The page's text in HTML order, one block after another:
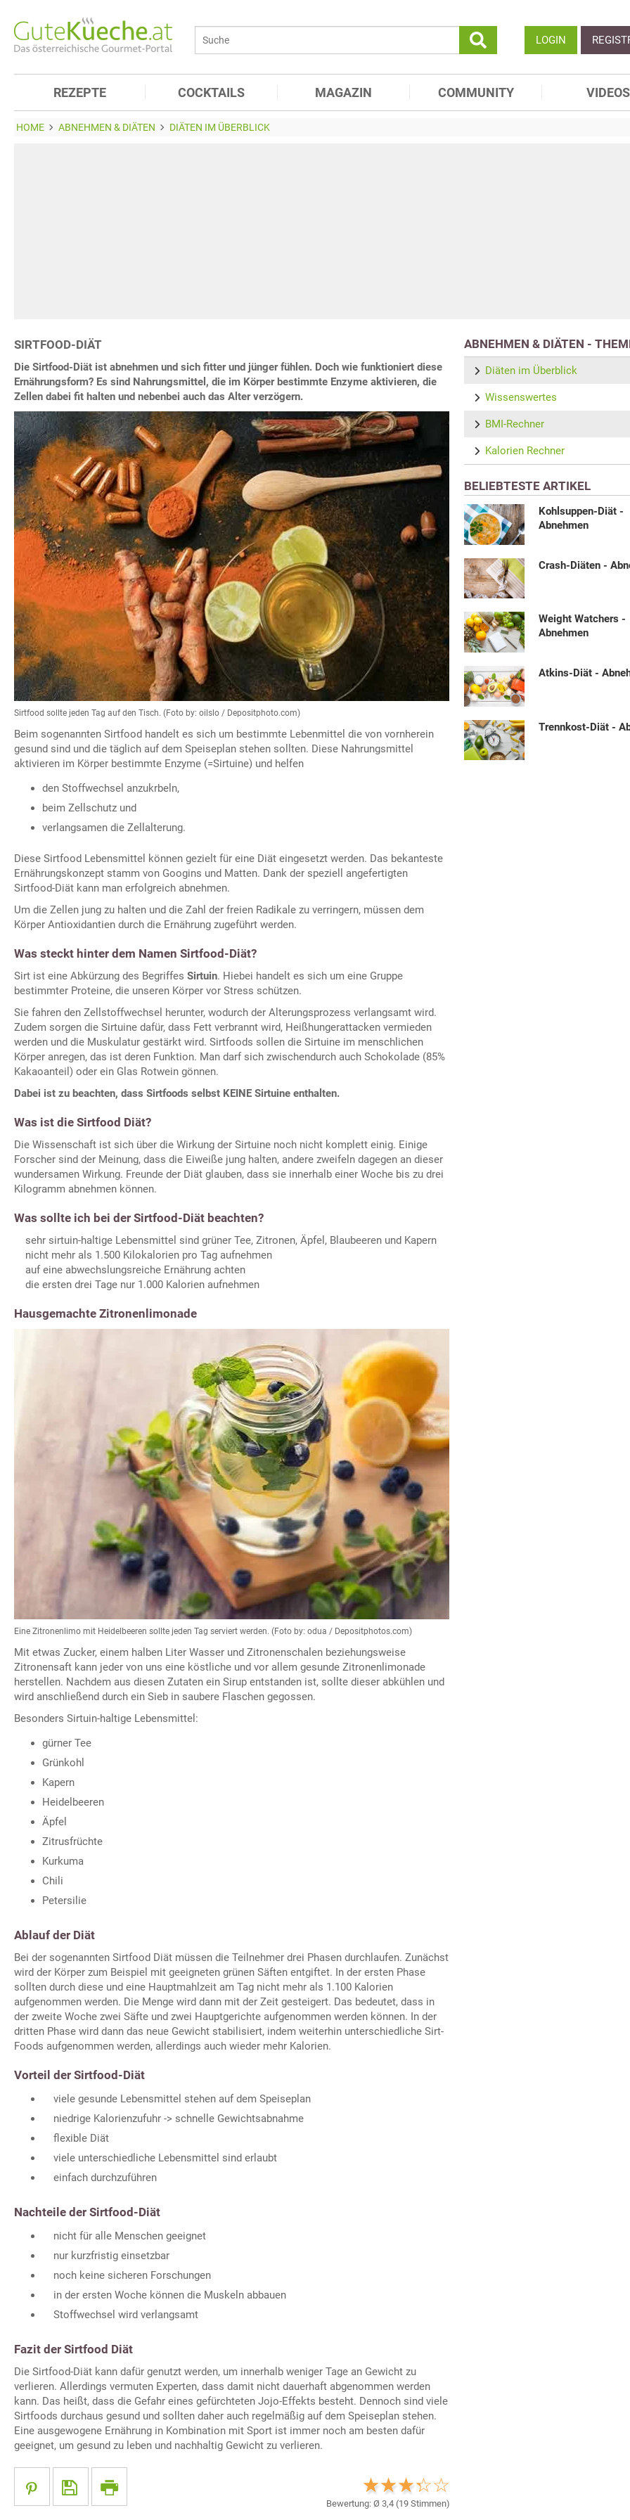
LOGIN
REZEPTE COCKTAILS MAGAZIN COMMUNITY VIDEOS
HOME ABNEHMEN & DIÄTEN DIÄTEN IM ÜBERBLICK
SIRTFOOD-DIÄT
Die Sirtfood-Diät ist abnehmen und sich fitter und jünger fühlen. Doch wie funktioniert diese
Ernährungsform? Es sind Nahrungsmittel, die im Körper bestimmte Enzyme aktivieren, die
Zellen dabei fit halten und nebenbei auch das Alter verzögern.
Sirtfood sollte jeden Tag auf den Tisch. (Foto by: oilslo / Depositphoto.com)
Beim sogenannten Sirtfood handelt es sich um bestimmte Lebenmittel die von vornherein
gesund sind und die täglich auf dem Speiseplan stehen sollten. Diese Nahrungsmittel
aktivieren im Körper bestimmte Enzyme (=Sirtuine) und helfen
den Stoffwechsel anzukrbeln,
beim Zellschutz und
verlangsamen die Zellalterung.
Diese Sirtfood Lebensmittel können gezielt für eine Diät eingesetzt werden. Das bekanteste
Ernährungskonzept stamm von Googins und Matten. Dank der speziell angefertigten
Sirtfood-Diät kann man erfolgreich abnehmen.
Um die Zellen jung zu halten und die Zahl der freien Radikale zu verringern, müssen dem
Körper Antioxidantien durch die Ernährung zugeführt werden.
Was steckt hinter dem Namen Sirtfood-Diät?
Sirt ist eine Abkürzung des Begriffes Sirtuin. Hiebei handelt es sich um eine Gruppe
bestimmter Proteine, die unseren Körper vor Stress schützen.
Sie fahren den Zellstoffwechsel herunter, wodurch der Alterungsprozess verlangsamt wird.
Zudem sorgen die Sirtuine dafür, dass Fett verbrannt wird, Heißhungerattacken vermieden
werden und die Muskulatur gestärkt wird. Sirtfoods sollen die Sirtuine im menschlichen
Körper anregen, das ist deren Funktion. Man darf sich zwischendurch auch Schokolade (85%
Kakaoanteil) oder ein Glas Rotwein gönnen.
Dabei ist zu beachten, dass Sirtfoods selbst KEINE Sirtuine enthalten.
Was ist die Sirtfood Diät?
Die Wissenschaft ist sich über die Wirkung der Sirtuine noch nicht komplett einig. Einige
Forscher sind der Meinung, dass die Eiweiße jung halten, andere zweifeln dagegen an dieser
wundersamen Wirkung. Freunde der Diät glauben, dass sie innerhalb einer Woche bis zu drei
Kilogramm abnehmen können.
Was sollte ich bei der Sirtfood-Diät beachten?
sehr sirtuin-haltige Lebensmittel sind grüner Tee, Zitronen, Äpfel, Blaubeeren und Kapern
nicht mehr als 1.500 Kilokalorien pro Tag aufnehmen
auf eine abwechslungsreiche Ernährung achten
die ersten drei Tage nur 1.000 Kalorien aufnehmen
Hausgemachte Zitronenlimonade
Eine Zitronenlimo mit Heidelbeeren sollte jeden Tag serviert werden. (Foto by: odua / Depositphotos.com)
Mit etwas Zucker, einem halben Liter Wasser und Zitronenschalen beziehungsweise
Zitronensaft kann jeder von uns eine köstliche und vor allem gesunde Zitronenlimonade
herstellen. Nachdem aus diesen Zutaten ein Sirup entstanden ist, sollte dieser abkühlen und
wird anschließend durch ein Sieb in saubere Flaschen gegossen.
Besonders Sirtuin-haltige Lebensmittel:
gürner Tee
Grünkohl
Kapern
Heidelbeeren
Äpfel
Zitrusfrüchte
Kurkuma
Chili
Petersilie
Ablauf der Diät
Bei der sogenannten Sirtfood Diät müssen die Teilnehmer drei Phasen durchlaufen. Zunächst
wird der Körper zum Beispiel mit geeigneten grünen Säften entgiftet. In der ersten Phase
sollten durch diese und eine Hauptmahlzeit am Tag nicht mehr als 1.100 Kalorien
aufgenommen werden. Die Menge wird dann mit der Zeit gesteigert. Das bedeutet, dass in
der zweite Woche zwei Säfte und zwei Hauptgerichte aufgenommen werden können. In der
dritten Phase wird dann das neue Gewicht stabilisiert, indem weiterhin unterschiedliche Sirt-
Foods aufgenommen werden, allerdings auch wieder mehr Kalorien.
Vorteil der Sirtfood-Diät
viele gesunde Lebensmittel stehen auf dem Speiseplan
niedrige Kalorienzufuhr -> schnelle Gewichtsabnahme
flexible Diät
viele unterschiedliche Lebensmittel sind erlaubt
einfach durchzuführen
Nachteile der Sirtfood-Diät
nicht für alle Menschen geeignet
nur kurzfristig einsetzbar
noch keine sicheren Forschungen
in der ersten Woche können die Muskeln abbauen
Stoffwechsel wird verlangsamt
Fazit der Sirtfood Diät
Die Sirtfood-Diät kann dafür genutzt werden, um innerhalb weniger Tage an Gewicht zu
verlieren. Allerdings vermuten Experten, dass damit nicht dauerhaft abgenommen werden
kann. Das heißt, dass die Gefahr eines gefürchteten Jojo-Effekts besteht. Dennoch sind viele
Sirtfoods durchaus gesund und sollten daher auch regelmäßig auf dem Speiseplan stehen.
Eine ausgewogene Ernährung in Kombination mit Sport ist immer noch am besten dafür
geeignet, um gesund zu leben und nachhaltig Gewicht zu verlieren.
Bewertung: Ø 3,4(19Stimmen)
ABNEHMEN & DIÄTEN -
Diäten im Überblick
Wissenswertes
BMI-Rechner
Kalorien Rechner
BELIEBTESTE ARTIKEL
Kohlsuppen-Diät -
Abnehmen
Crash-Diäten -
Weight Watchers -
Abnehmen
Atkins-Diät -
Trennkost-Diät -